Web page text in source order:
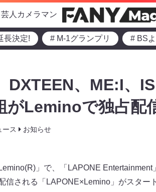
人カメラマン
長決定! # M-1グランプリ # BS
DXTEEN、ME:I、
がLeminoで独占配
ース お知らせ
」で、「LAPONE
信される「LAPONE×Lemino」がスター